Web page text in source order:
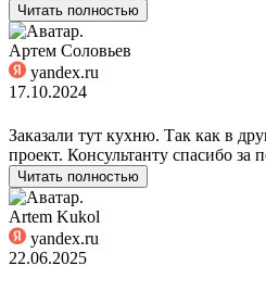
Читать полностью
Артем Соловьев
yandex.ru
17.10.2024
Заказали тут кухню. Так как в
проект. Консультанту спасибо за
Читать полностью
Artem Kukol
yandex.ru
22.06.2025